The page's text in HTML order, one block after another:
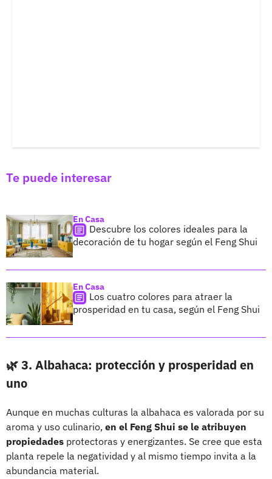
Te puede interesar
En Casa
Descubre los colores ideales para la
decoración de tu hogar según el Feng Shui
En Casa
Los cuatro colores para atraer la
prosperidad en tu casa, según el Feng Shui
🌿 3. Albahaca: protección y prosperidad en
uno
Aunque en muchas culturas la albahaca es valorada por su
aroma y uso culinario, en el Feng Shui se le atribuyen
propiedades protectoras y energizantes. Se cree que esta
planta repele la negatividad y al mismo tiempo invita a la
abundancia material.